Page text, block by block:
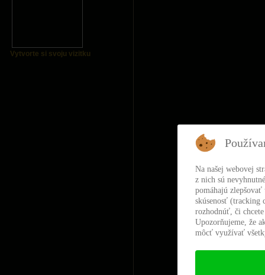
Vytvorte si svoju vizitku
Na našej webovej
z nich sú
pomáhajú
skúsenosť (tracking
rozhodnúť, či
Upozorňujeme, že
môcť využívať